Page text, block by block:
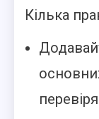
Кілька